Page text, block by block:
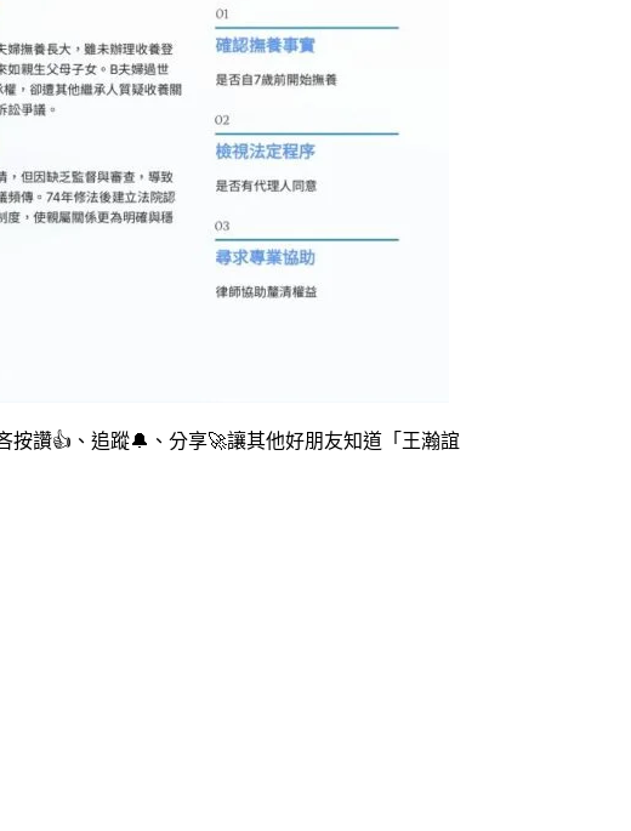
讚👍、追蹤🔔、分享🚀讓其他好朋友知道「王瀚誼